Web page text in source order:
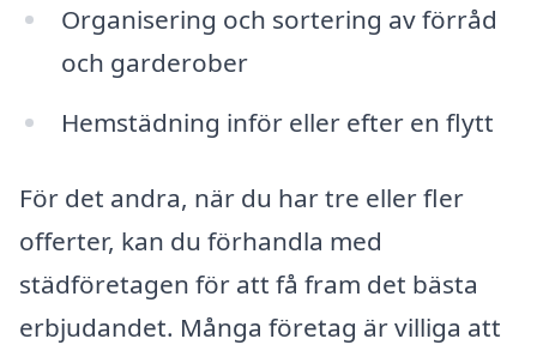
Organisering och sortering av förråd
och garderober
Hemstädning inför eller efter en flytt
För det andra, när du har tre eller fler
offerter, kan du förhandla med
städföretagen för att få fram det bästa
erbjudandet. Många företag är villiga att